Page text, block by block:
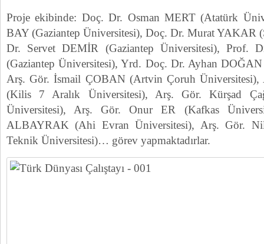
Proje ekibinde: Doç. Dr. Osman MERT (Atatürk
BAY (Gaziantep Üniversitesi), Doç. Dr. Murat YAKAR
Dr. Servet DEMİR (Gaziantep Üniversitesi), Prof.
(Gaziantep Üniversitesi), Yrd. Doç. Dr. Ayhan
Arş. Gör. İsmail ÇOBAN (Artvin Çoruh Üniversitesi),
(Kilis 7 Aralık Üniversitesi), Arş. Gör. Kürşad
Üniversitesi), Arş. Gör. Onur ER (Kafkas
ALBAYRAK (Ahi Evran Üniversitesi), Arş. Gör.
Teknik Üniversitesi)… görev yapmaktadırlar.